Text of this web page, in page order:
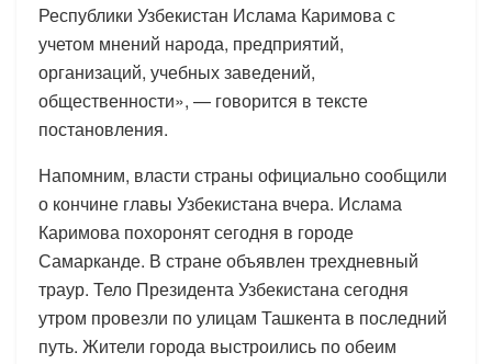
Республики Узбекистан Ислама Каримова с
учетом мнений народа, предприятий,
организаций, учебных заведений,
общественности», — говорится в тексте
постановления.
Напомним, власти страны официально сообщили
о кончине главы Узбекистана вчера. Ислама
Каримова похоронят сегодня в городе
Самарканде. В стране объявлен трехдневный
траур. Тело Президента Узбекистана сегодня
утром провезли по улицам Ташкента в последний
путь. Жители города выстроились по обеим